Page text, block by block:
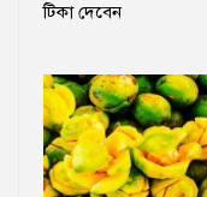
টিকা দেবেন